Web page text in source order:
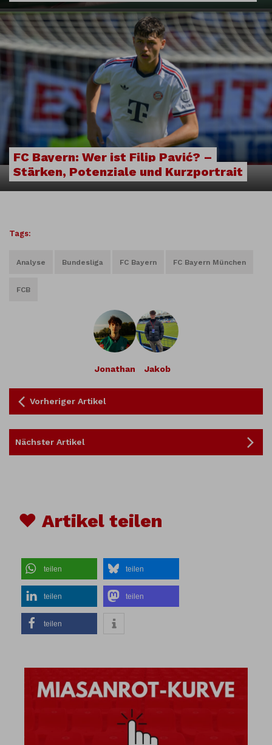
FC Bayern: Wer ist Filip Pavić? –
Stärken, Potenziale und Kurzportrait
Tags:
Analyse Bundesliga FC Bayern FC Bayern München
FCB
Jonathan Jakob
Vorheriger Artikel
Nächster Artikel
♥ Artikel teilen
teilen teilen
teilen teilen
teilen